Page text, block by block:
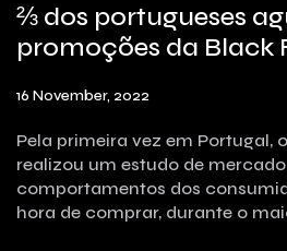
⅔ dos portugueses
promoções da Black
16 November, 2022
Pela primeira vez em Portugal,
realizou um estudo de
comportamentos dos
hora de comprar, durante o